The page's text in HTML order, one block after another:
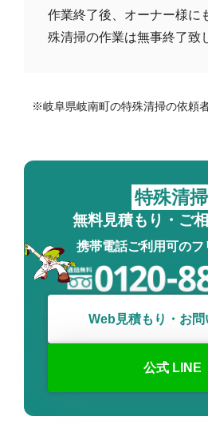
作業終了後、オーナー様に
殊清掃の作業は無事終了致
※岐阜県岐南町の特殊清掃の依頼
特殊清掃
無料見積もり・ご
携帯電話ご利用可のフ
Web見積もり・お問
公式 LINE